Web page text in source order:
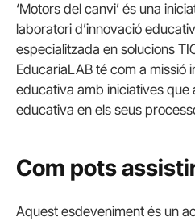
‘Motors del canvi’ és una
laboratori d’innovació
especialitzada en solucions
EducariaLAB té com a missió
educativa amb iniciatives que
educativa en els seus
Com pots
Aquest esdeveniment és un